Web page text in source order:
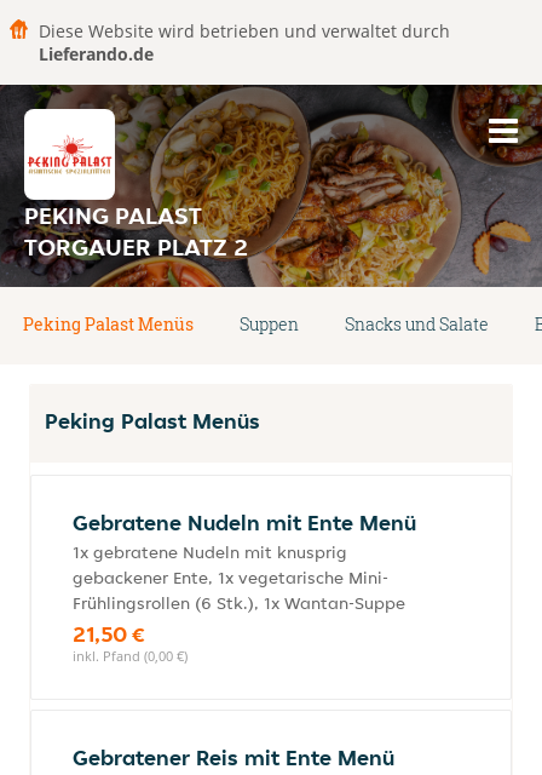
Diese Website wird betrieben und verwaltet durch
Lieferando.de
PEKING PALAST
TORGAUER PLATZ 2
Peking Palast Menüs Suppen Snacks und Salate
Peking Palast Menüs
Gebratene Nudeln mit Ente Menü
1x gebratene Nudeln mit knusprig
gebackener Ente, 1x vegetarische Mini-
Frühlingsrollen (6 Stk.), 1x Wantan-Suppe
21,50 €
inkl. Pfand (0,00 €)
Gebratener Reis mit Ente Menü